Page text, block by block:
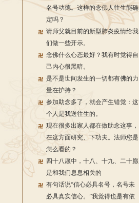
名号功德。这样的念佛人往生能确
定吗？
请师父就目前的新型肺炎疫情给我
们做一些开示。
念佛什么心态最好？我有时觉得自
己内心很黑暗。
是不是世间发生的一切都有佛的力
量在护持？
参加助念多了，就会产生错觉：这
个人是我送往生的。
现在很多出家人都在做助念这事，
在这方面研究、下功夫。法师您是
怎么看的？
四十八愿中，十八、十九、二十愿
是和我们息息相关的
有句话说“信心必具名号，名号未
必具真实信心。”我觉得也是有依